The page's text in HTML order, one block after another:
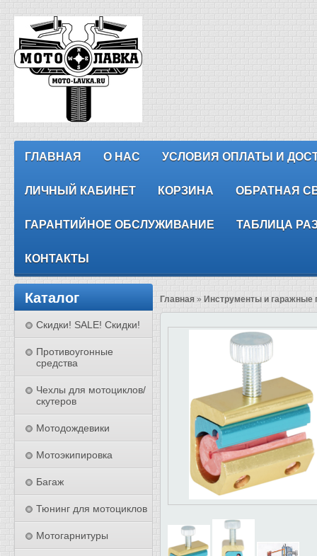
ГЛАВНАЯ О НАС УСЛОВИЯ ОПЛАТЫ И
ЛИЧНЫЙ КАБИНЕТ КОРЗИНА ОБРАТНАЯ
ГАРАНТИЙНОЕ ОБСЛУЖИВАНИЕ ТАБЛИЦА
КОНТАКТЫ
Каталог
Скидки! SALE! Скидки!
Противоугонные
средства
Чехлы для мотоциклов/
скутеров
Мотодождевики
Мотоэкипировка
Багаж
Тюнинг для мотоциклов
Мотогарнитуры
Главная » Инструменты и гаражные